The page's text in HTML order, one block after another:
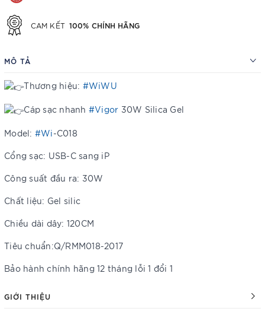
CAM KẾT 100% CHÍNH HÃNG
MÔ TẢ
Thương hiệu: #WiWU
Cáp sạc nhanh #Vigor 30W Silica Gel
Model: #Wi-C018
Cổng sạc: USB-C sang iP
Công suất đầu ra: 30W
Chất liệu: Gel silic
Chiều dài dây: 120CM
Tiêu chuẩn:Q/RMM018-2017
Bảo hành chính hãng 12 tháng lỗi 1 đổi 1
GIỚI THIỆU